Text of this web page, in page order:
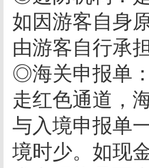
如因游客自身
由游客自行承担
◎海关申报单
走红色通道，
与入境申报单
境时少。如现